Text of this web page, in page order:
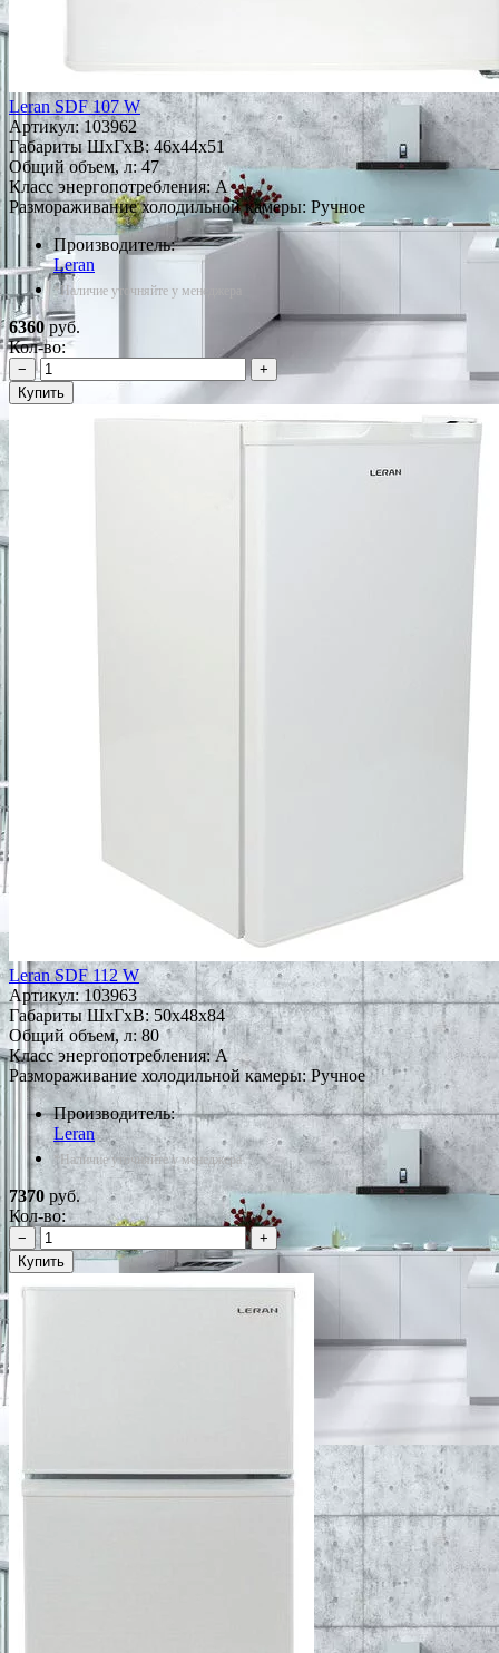
Leran SDF 107 W
Артикул:103962
Габариты ШxГxВ: 46x44x51
Общий объем, л: 47
Класс энергопотребления: A
Размораживание холодильной камеры: Ручное
Производитель:
Leran
*Наличие уточняйте у менеджера
6360руб.
Кол-во:
−
+
Купить
Leran SDF 112 W
Артикул:103963
Габариты ШxГxВ: 50x48x84
Общий объем, л: 80
Класс энергопотребления: A
Размораживание холодильной камеры: Ручное
Производитель:
Leran
*Наличие уточняйте у менеджера
7370 руб.
Кол-во:
−
+
Купить